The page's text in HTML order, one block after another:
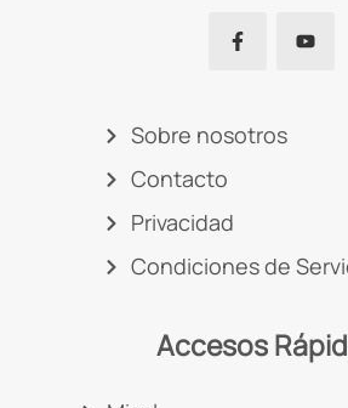
Sobre nosotros
Contacto
Privacidad
Condiciones de
Accesos